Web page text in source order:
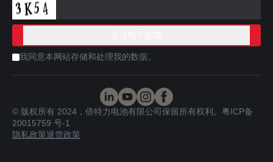
我同意本网站存储和处理我的数据。
© 版权所有 2024，倍特力电池有限公司保留所有权利。 粤ICP备
20015759 号-1
隐私政策退货政策